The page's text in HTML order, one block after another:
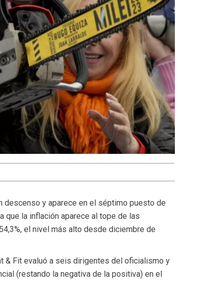
descenso y aparece en el séptimo puesto de
que la inflación aparece al tope de las
el nivel más alto desde diciembre de
& Fit evaluó a seis dirigentes del oficialismo y
(restando la negativa de la positiva) en el